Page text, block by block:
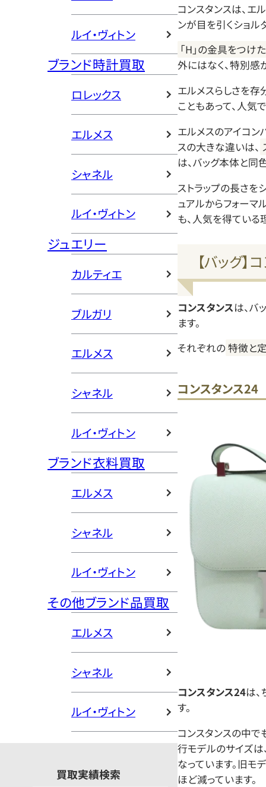
ルイ・ヴィトン
ブランド時計買取
ロレックス
エルメス
シャネル
ルイ・ヴィトン
ジュエリー
カルティエ
ブルガリ
エルメス
シャネル
ルイ・ヴィトン
ブランド衣料買取
エルメス
シャネル
ルイ・ヴィトン
その他ブランド品買取
エルメス
シャネル
ルイ・ヴィトン
買取実績検索
コンスタンスは、エ
ンが目を引くショル
「H」の金具をつけ
外にはなく、特別感
エルメスらしさを存
こともあって、人気
エルメスのアイコン
スの大きな違いは、
は、バッグ本体と同
ストラップの長さを
ュアルからフォーマ
も、人気を得ている
【バッグ
コンスタンスは、
ます。
それぞれの特徴と
コンスタンス24
コンスタンス24は
す。
コンスタンスの中で
行モデルのサイズ
なっています。旧モ
ほど減っています。